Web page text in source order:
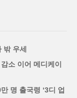
밖 우세
소 이어 메디케이
명 출국령 ‘3디 업